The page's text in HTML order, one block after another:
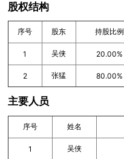
股权结构
序号 股东 持股比例
1 吴侠 20.00%
2 张猛 80.00%
主要人员
序号 姓名
1 吴侠